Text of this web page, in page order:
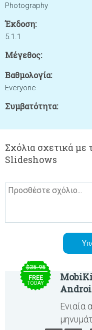
Photography
Έκδοση:
5.1.1
Μέγεθος:
Βαθμολογία:
Everyone
Συμβατότητα:
Σχόλια σχετικά
Slideshows
$35.95
FREE
TODAY
Ενιαία